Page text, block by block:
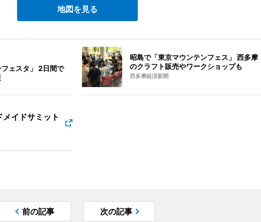
地図を見る
ェスタ」 2日間で
昭島で「東京マウンテンフェス」 西多摩
のクラフト販売やワークショップも
西多摩経済新聞
イドサミット
前の記事 次の記事